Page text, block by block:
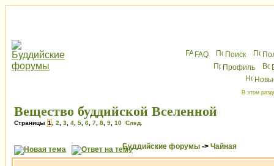
FAQ Поиск
Профиль
В этом
Вещество буддийской Вселенной
Страницы 1 2 3 4 5 6 7 8 9 10 След.
Буддийские форумы -> Чайная